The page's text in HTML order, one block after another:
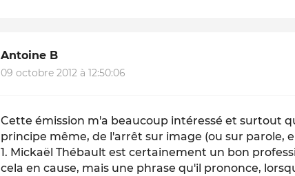
Antoine B
09 octobre 2012 à 12:50:06
Cette émission m'a beaucoup intéressé et surtout
principe même, de l'arrêt sur image (ou sur parole,
1. Mickaël Thébault est certainement un bon
cela en cause, mais une phrase qu'il prononce,